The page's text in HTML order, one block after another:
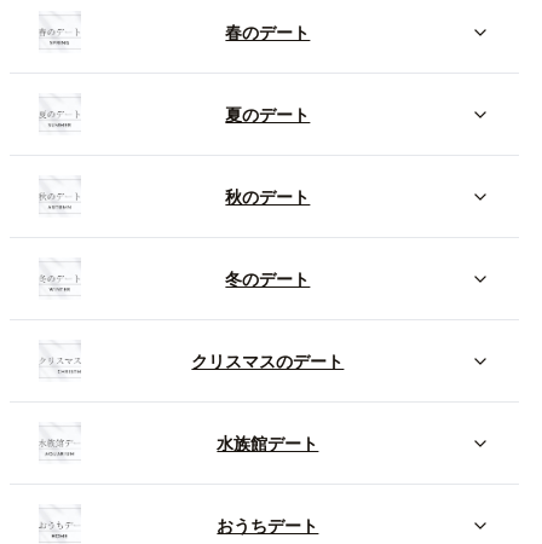
春のデート
夏のデート
秋のデート
冬のデート
クリスマスのデート
水族館デート
おうちデート